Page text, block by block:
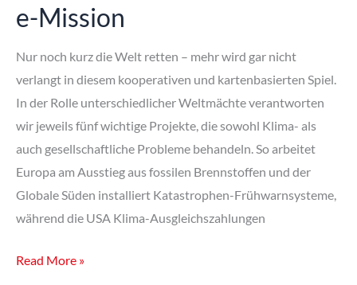
e-Mission
Nur noch kurz die Welt retten – mehr wird gar nicht
verlangt in diesem kooperativen und kartenbasierten Spiel.
In der Rolle unterschiedlicher Weltmächte verantworten
wir jeweils fünf wichtige Projekte, die sowohl Klima- als
auch gesellschaftliche Probleme behandeln. So arbeitet
Europa am Ausstieg aus fossilen Brennstoffen und der
Globale Süden installiert Katastrophen-Frühwarnsysteme,
während die USA Klima-Ausgleichszahlungen
e-
Read More »